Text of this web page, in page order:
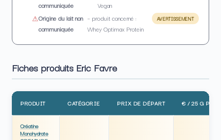
communiquée
Vegan
Origine du lait non
communiquée
– produit concerné :
Whey Optimax Protein
AVERTISSEMENT
Fiches produits Eric Favre
PRODUIT CATÉGORIE PRIX DE DÉPART € / 25 G PROT.
Créatine
Monohydrate